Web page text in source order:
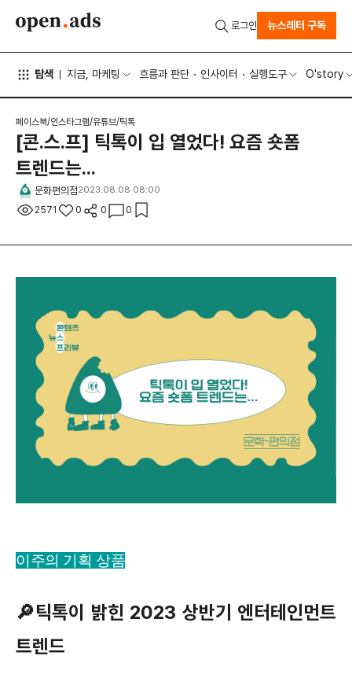
탐색 지금, 마케팅 흐름과 판단 인사이터 실행도구 O'story
로그인 뉴스레터 구독
페이스북/인스타그램/유튜브/틱톡
[콘.스.프] 틱톡이 입 열었다! 요즘 숏폼
트렌드는...
문화편의점2023.08.08 08:00
2571 0 0 0
이주의 기획 상품
🔎틱톡이 밝힌 2023 상반기 엔터테인먼트
트렌드